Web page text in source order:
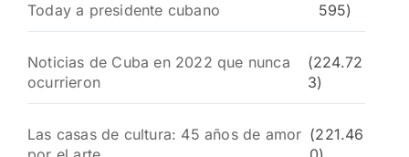
Today a presidente cubano
595)
Noticias de Cuba en 2022 que nunca
ocurrieron
(224.72
3)
Las casas de cultura: 45 años de amor (221.46